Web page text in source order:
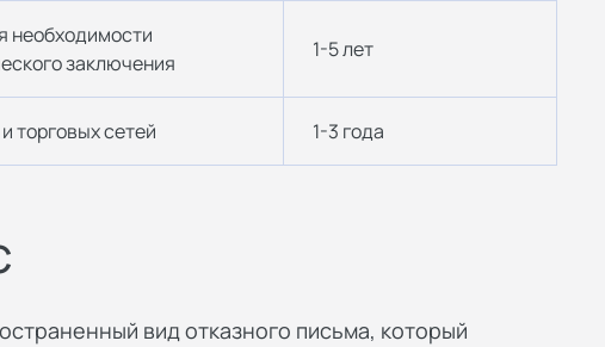
необходимости
заключения
1-5 лет
торговых сетей 1-3 года
вид отказного письма, который